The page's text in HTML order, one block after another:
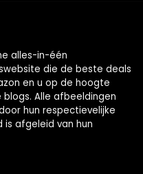
alles-in-één
die de beste deals
en u op de hoogte
Alle afbeeldingen
hun respectievelijke
is afgeleid van hun